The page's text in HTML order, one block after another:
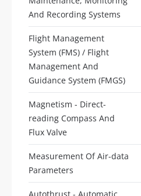
And Recording Systems
Flight Management
System (FMS) / Flight
Management And
Guidance System (FMGS)
Magnetism - Direct-
reading Compass And
Flux Valve
Measurement Of Air-data
Parameters
Autothrust - Automatic